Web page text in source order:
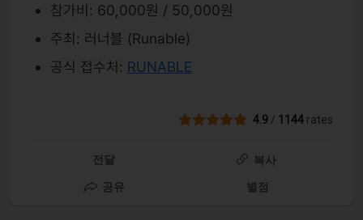
참가비: 60,000원 / 50,000원
주최: 러너블 (Runable)
공식 접수처: RUNABLE
4.9 / 1144 rates
전달 복사
공유 별점